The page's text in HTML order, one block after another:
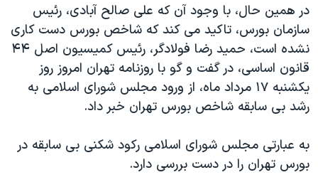
در همین حال، با وجود آن که علی صالح آبادی، رئیس
سازمان بورس، تاکید می کند که شاخص بورس دست کاری
نشده است، حمید رضا فولادگر، رئیس کمیسیون اصل ۴۴
قانون اساسی، در گفت و گو با روزنامه تهران امروز روز
یکشنبه ۱۷ مرداد ماه، از ورود مجلس شورای اسلامی به
رشد بی سابقه شاخص بورس تهران خبر داد.
به عبارتی مجلس شورای اسلامی رکود شکنی بی سابقه در
بورس تهران را در دست بررسی دارد.